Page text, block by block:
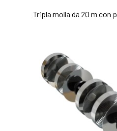
Tripla molla da 20 m con